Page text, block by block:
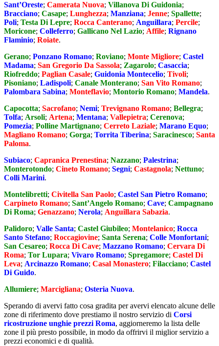
Sant’Oreste; Camerata Nuova; Villanova Di Guidonia;
Bracciano; Casape; Lunghezza; Manziana; Jenne; Spallette;
Poli; Testa Di Lepre; Rocca Canterano; Anguillara; Percile;
Moricone; Colleferro; Gallicano Nel Lazio; Affile; Rignano
Flaminio; Roiate.
Gerano; Ponzano Romano; Roviano; Monte Migliore; Castel
Madama; San Gregorio Da Sassola; Zagarolo; Casaccia;
Riofreddo; Paglian Casale; Guidonia Montecelio; Tivoli;
Pisoniano; Ladispoli; Canale Monterano; San Vito Romano;
Palombara Sabina; Monteflavio; Montorio Romano; Mandela.
Capocotta; Sacrofano; Nemi; Trevignano Romano; Bellegra;
Tolfa; Arsoli; Artena; Mentana; Vallepietra; Cerenova;
Pomezia; Polline Martignano; Cerreto Laziale; Marano Equo;
Magliano Romano; Gorga; Torrita Tiberina; Saracinesco; Santa
Paloma.
Subiaco; Capranica Prenestina; Nazzano; Palestrina;
Monterotondo; Cineto Romano; Segni; Castagnola; Nettuno;
Colli Marini.
Montelibretti; Civitella San Paolo; Castel San Pietro Romano;
Carpineto Romano; Sant’Angelo Romano; Cave; Campagnano
Di Roma; Genazzano; Nerola; Anguillara Sabazia.
Palidoro; Valle Santa; Castel Giubileo; Montelanico; Rocca
Santo Stefano; Roccagiovine; Santa Serena; Colle Monfortani;
San Cesareo; Rocca Di Cave; Mazzano Romano; Cervara Di
Roma; Tor Lupara; Vivaro Romano; Spregamore; Castel Di
Leva; Arcinazzo Romano; Casal Monastero; Filacciano; Castel
Di Guido.
Allumiere; Marcigliana; Osteria Nuova.
Sperando di avervi fatto cosa gradita per avervi elencato alcune delle
zone di riferimento dove prestiamo il nostro servizio di Corsi
ricostruzione unghie prezzi Roma, aggiorneremo la lista delle
zone il più presto possibile, in modo da offrirvi il miglior servizio a
prezzi economici e di qualità.